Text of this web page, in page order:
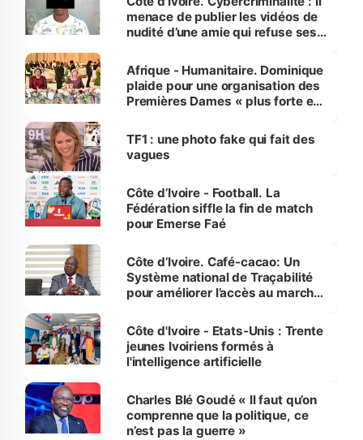
menace de publier les vidéos de
nudité d’une amie qui refuse ses
Afrique - Humanitaire. Dominique
plaide pour une organisation des
Premières Dames « plus forte et
sur la scène internationale »
TF1 : une photo fake qui fait des
vagues
Côte d’Ivoire - Football. La
Fédération siffle la fin de match
pour Emerse Faé
Côte d’Ivoire. Café-cacao: Un
Système national de Traçabilité
pour améliorer l’accès au marché
Côte d'Ivoire - Etats-Unis : Trente
jeunes Ivoiriens formés à
l'intelligence artificielle
Charles Blé Goudé « Il faut qu’on
comprenne que la politique, ce
n’est pas la guerre »